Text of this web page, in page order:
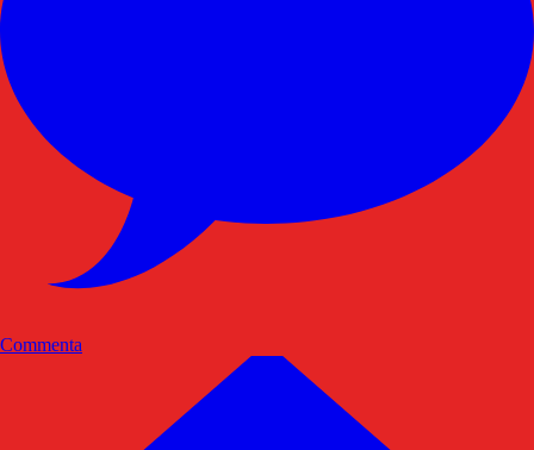
Commenta